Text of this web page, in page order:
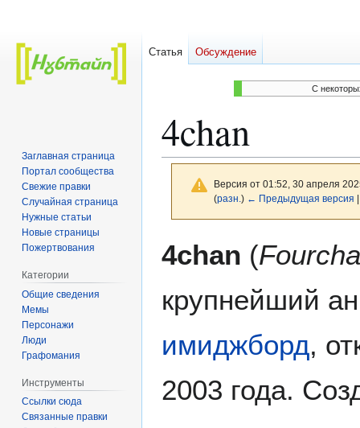
C
4chan
Версия от 01:52, 30 апреля
(разн. ) ← Предыдущая версия
к
к
4chan (
крупнейший
имиджборд,
2003 года.
Статья Обсуждение
Заглавная страница
Портал сообщества
Свежие правки
Случайная страница
Нужные статьи
Новые страницы
Пожертвования
Категории
Общие сведения
Мемы
Персонажи
Люди
Графомания
Инструменты
Ссылки сюда
Связанные правки